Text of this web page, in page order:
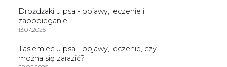
Drożdżaki u psa - objawy, leczenie i
zapobieganie
13.07.2025
Tasiemiec u psa - objawy, leczenie, czy
można się zarazić?